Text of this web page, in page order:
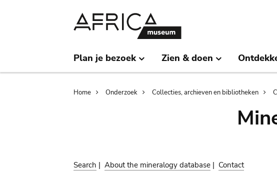
Plan je bezoek Zien & doen
Breadcrumb
Home Onderzoek Collecties, archieven en bibliotheken
Search | About the mineralogy database | Contact